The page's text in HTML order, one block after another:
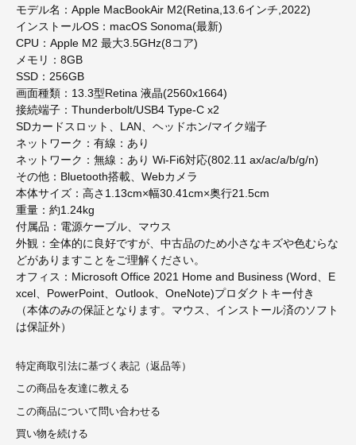
モデル名：Apple MacBookAir M2(Retina,13.6インチ,2022)
インストールOS：macOS Sonoma(最新)
CPU：Apple M2 最大3.5GHz(8コア)
メモリ：8GB
SSD：256GB
画面種類：13.3型Retina 液晶(2560x1664)
接続端子：Thunderbolt/USB4 Type-C x2
SDカードスロット、LAN、ヘッドホン/マイク端子
ネットワーク：有線：あり
ネットワーク：無線：あり Wi-Fi6対応(802.11 ax/ac/a/b/g/n)
その他：Bluetooth搭載、Webカメラ
本体サイズ：高さ1.13cm×幅30.41cm×奥行21.5cm
重量：約1.24kg
付属品：電源ケーブル、マウス
外観：全体的に良好ですが、中古品のため小さなキズや色むらな
どがありますことをご理解ください。
オフィス：Microsoft Office 2021 Home and Business (Word、E
xcel、PowerPoint、Outlook、OneNote)プロダクトキー付き
（本体のみの保証となります。マウス、インストール済のソフト
は保証外）
特定商取引法に基づく表記（返品等）
この商品を友達に教える
この商品について問い合わせる
買い物を続ける